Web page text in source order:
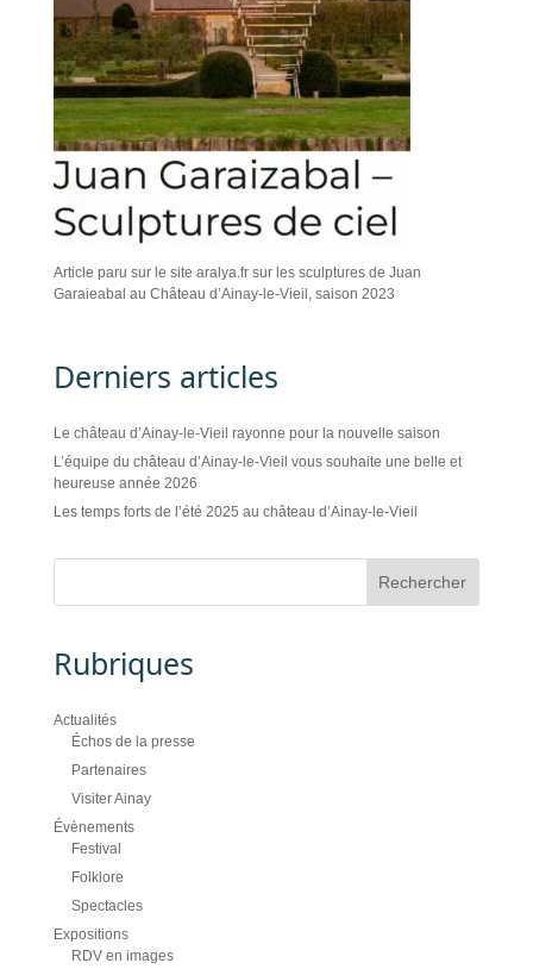
Article paru sur le site aralya.fr sur les sculptures de Juan
Garaieabal au Château d’Ainay-le-Vieil, saison 2023
Derniers articles
Le château d’Ainay-le-Vieil rayonne pour la nouvelle saison
L’équipe du château d’Ainay-le-Vieil vous souhaite une belle et
heureuse année 2026
Les temps forts de l’été 2025 au château d’Ainay-le-Vieil
Rubriques
Actualités
Échos de la presse
Partenaires
Visiter Ainay
Évènements
Festival
Folklore
Spectacles
Expositions
RDV en images